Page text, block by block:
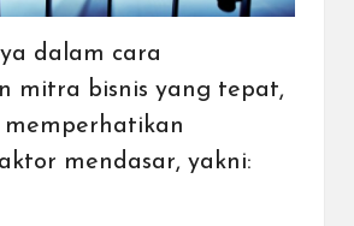
dalam cara
mitra bisnis yang tepat,
mendasar, yakni: